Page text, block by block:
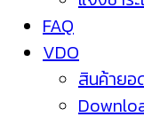
FAQ
VDO
สินค้ายอ